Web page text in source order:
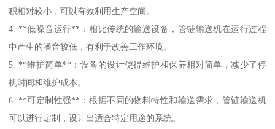
积相对较小，可以有效利用生产空间。
4. **低噪音运行**：相比传统的输送设备，管链输送机在运行过程
中产生的噪音较低，有利于改善工作环境。
5. **维护简单**：设备的设计使得维护和保养相对简单，减少了停
机时间和维护成本。
6. **可定制性强**：根据不同的物料特性和输送需求，管链输送机
可以进行定制，设计出适合特定用途的系统。